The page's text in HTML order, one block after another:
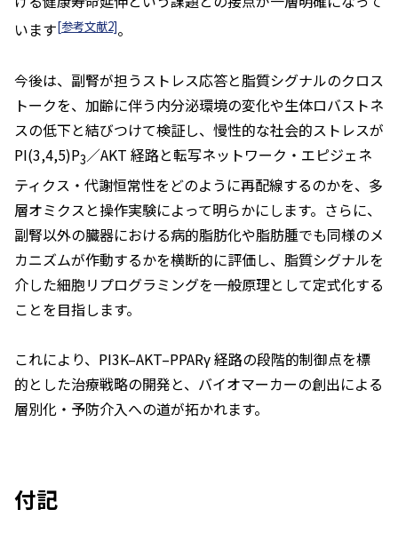
います[参考文献2]。
今後は、副腎が担うストレス応答と脂質シグナルのクロス
トークを、加齢に伴う内分泌環境の変化や生体ロバストネ
スの低下と結びつけて検証し、慢性的な社会的ストレスが
PI(3,4,5)P3／AKT 経路と転写ネットワーク・エピジェネ
ティクス・代謝恒常性をどのように再配線するのかを、多
層オミクスと操作実験によって明らかにします。さらに、
副腎以外の臓器における病的脂肪化や脂肪腫でも同様のメ
カニズムが作動するかを横断的に評価し、脂質シグナルを
介した細胞リプログラミングを一般原理として定式化する
ことを目指します。
これにより、PI3K–AKT–PPARγ 経路の段階的制御点を標
的とした治療戦略の開発と、バイオマーカーの創出による
層別化・予防介入への道が拓かれます。
付記